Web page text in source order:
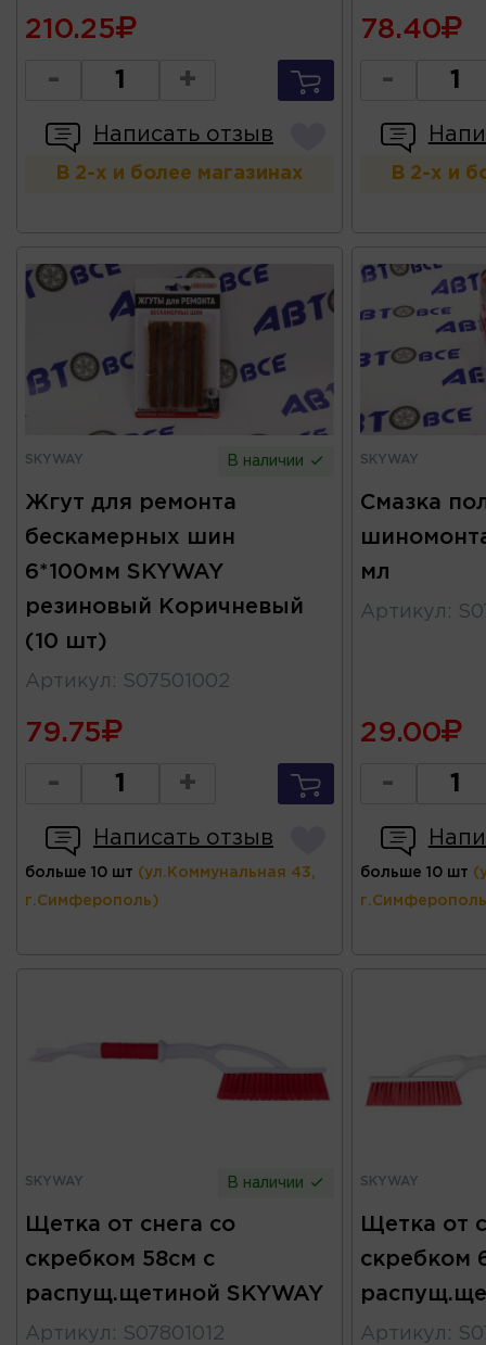
210.25
- +
Написать отзыв
В 2-х и более магазинах
78.40
-
В 2-х и
SKYWAY В наличии
Жгут для ремонта
бескамерных шин
6*100мм SKYWAY
резиновый Коричневый
(10 шт)
Артикул : S07501002
79.75
- +
Написать отзыв
больше 10 шт (ул.Коммунальная 43,
г.Симферополь)
SKYWAY
Смазка
мл
Артикул :
29.00
-
больше 10 шт
SKYWAY В наличии
Щетка от снега со
скребком 58см c
распущ.щетиной SKYWAY
Артикул : S07801012
SKYWAY
Щетка от
скребком
Артикул :